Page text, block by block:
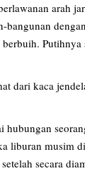
arah
dari kaca
liburan musim
secara